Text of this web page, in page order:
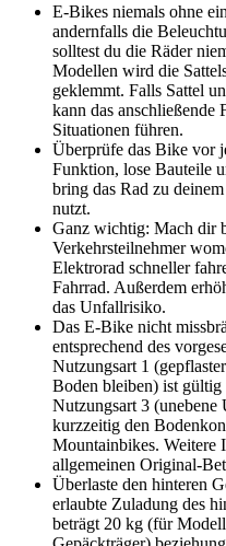
E-Bikes niemals ohne
andernfalls die
solltest du die Räder
Modellen wird die
geklemmt. Falls Sattel
kann das anschließende
Situationen führen.
Überprüfe das Bike vor
Funktion, lose Bauteile
bring das Rad zu
nutzt.
Ganz wichtig: Mach dir
Verkehrsteilnehmer
Elektrorad schneller
Fahrrad. Außerdem
das Unfallrisiko.
Das E-Bike nicht
entsprechend des
Nutzungsart 1
Boden bleiben) ist
Nutzungsart 3 (unebene
kurzzeitig den
Mountainbikes. Weitere
allgemeinen Original-
Überlaste den hinteren
erlaubte Zuladung des
beträgt 20 kg (für